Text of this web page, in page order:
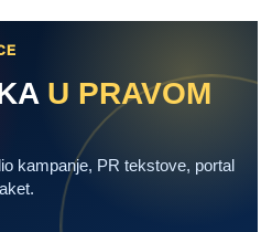
U PRAVOM
kampanje, PR tekstove, portal